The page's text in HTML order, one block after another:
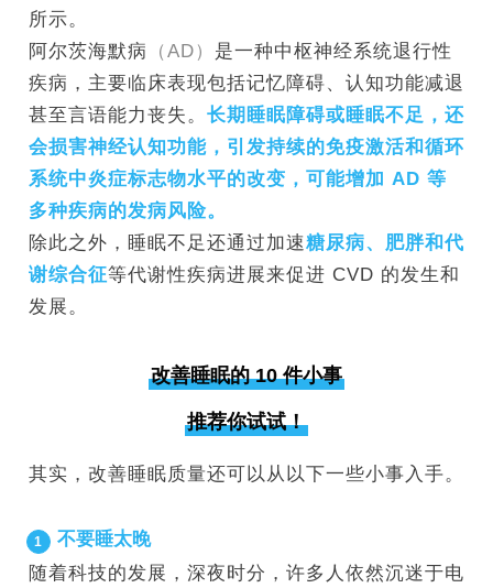
所示。
阿尔茨海默病
（AD） 是一种中枢神经系统退行性
疾病，主要临床表现包括记忆障碍、认知功能减退
甚至言语能力丧失。 长期睡眠障碍或睡眠不足，还
会损害神经认知功能，引发持续的免疫激活和循环
系统中炎症标志物水平的改变，可能增加 AD 等
多种疾病的发病风险。
除此之外，睡眠不足还通过加速糖尿病、肥胖和代
谢综合征等代谢性疾病进展来促进 CVD 的发生和
发展。
改善睡眠的 10 件小事
推荐你试试！
其实，改善睡眠质量还可以从以下一些小事入手。
1
不要睡太晚
随着科技的发展，深夜时分，许多人依然沉迷于电